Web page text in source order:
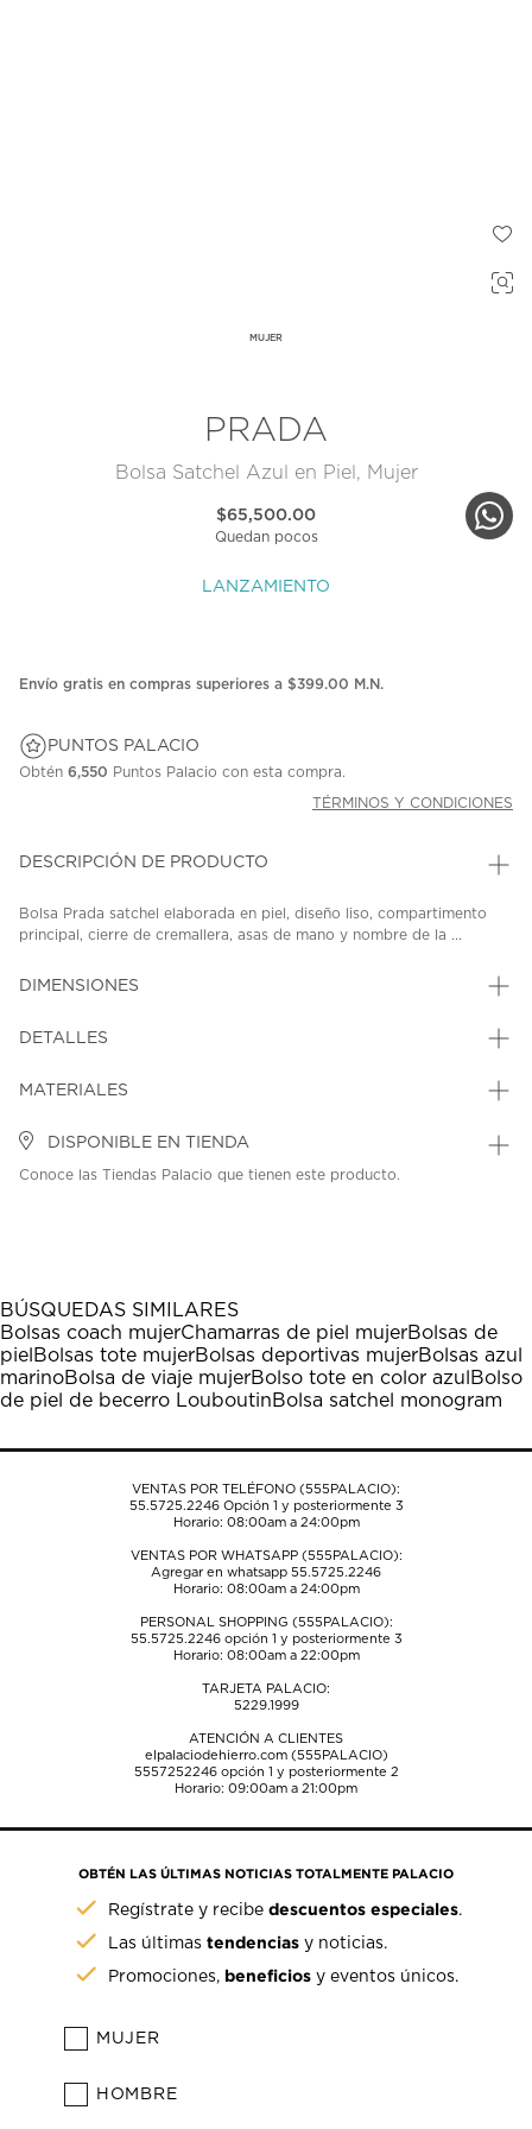
MUJER
PRADA
Bolsa Satchel Azul en Piel, Mujer
$65,500.00
Quedan pocos
LANZAMIENTO
Envío gratis en compras superiores a $399.00 M.N.
PUNTOS PALACIO
Obtén 6,550 Puntos Palacio con esta compra.
TÉRMINOS Y CONDICIONES
DESCRIPCIÓN DE PRODUCTO
Bolsa Prada satchel elaborada en piel, diseño liso, compartimento
principal, cierre de cremallera, asas de mano y nombre de la ...
DIMENSIONES
DETALLES
MATERIALES
DISPONIBLE EN TIENDA
Conoce las Tiendas Palacio que tienen este producto.
BÚSQUEDAS SIMILARES
Bolsas coach mujerChamarras de piel mujerBolsas de
piel Bolsas tote mujerBolsas deportivas mujerBolsas azul
marinoBolsa de viaje mujerBolso tote en color azul Bolso
de piel de becerro LouboutinBolsa satchel monogram
VENTAS POR TELÉFONO (555PALACIO):
55.5725.2246Opción 1 y posteriormente 3
Horario: 08:00am a 24:00pm
VENTAS POR WHATSAPP (555PALACIO):
Agregar en whatsapp 55.5725.2246
Horario: 08:00am a 24:00pm
PERSONAL SHOPPING (555PALACIO):
55.5725.2246opción 1 y posteriormente 3
Horario: 08:00am a 22:00pm
TARJETA PALACIO:
5229.1999
ATENCIÓN A CLIENTES
elpalaciodehierro.com (555PALACIO)
5557252246opción 1 y posteriormente 2
Horario: 09:00am a 21:00pm
OBTÉN LAS ÚLTIMAS NOTICIAS TOTALMENTE PALACIO
Regístrate y recibedescuentos especiales.
Las últimastendencias y noticias.
Promociones, beneficios y eventos únicos.
MUJER
HOMBRE